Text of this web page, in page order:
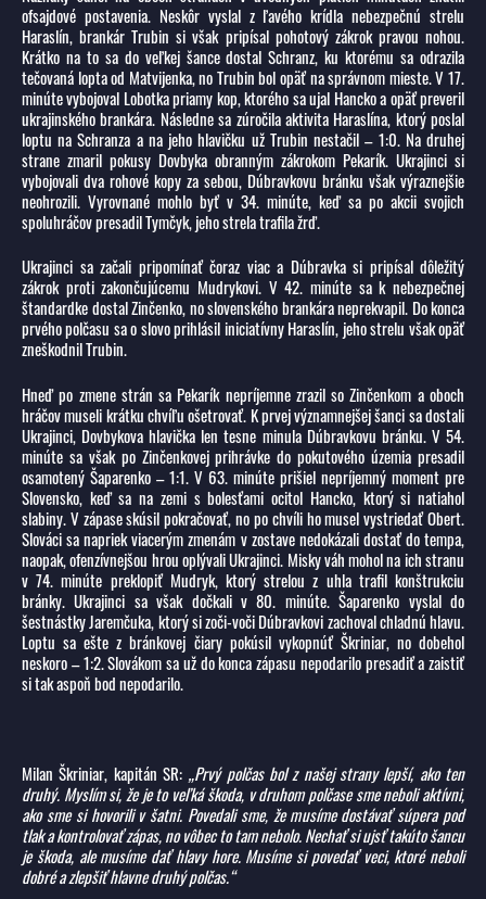
ofsajdové postavenia. Neskôr vyslal z ľavého krídla nebezpečnú strelu
Haraslín, brankár Trubin si však pripísal pohotový zákrok pravou nohou.
Krátko na to sa do veľkej šance dostal Schranz, ku ktorému sa odrazila
tečovaná lopta od Matvijenka, no Trubin bol opäť na správnom mieste. V 17.
minúte vybojoval Lobotka priamy kop, ktorého sa ujal Hancko a opäť preveril
ukrajinského brankára. Následne sa zúročila aktivita Haraslína, ktorý poslal
loptu na Schranza a na jeho hlavičku už Trubin nestačil – 1:0. Na druhej
strane zmaril pokusy Dovbyka obranným zákrokom Pekarík. Ukrajinci si
vybojovali dva rohové kopy za sebou, Dúbravkovu bránku však výraznejšie
neohrozili. Vyrovnané mohlo byť v 34. minúte, keď sa po akcii svojich
spoluhráčov presadil Tymčyk, jeho strela trafila žrď.
Ukrajinci sa začali pripomínať čoraz viac a Dúbravka si pripísal dôležitý
zákrok proti zakončujúcemu Mudrykovi. V 42. minúte sa k nebezpečnej
štandardke dostal Zinčenko, no slovenského brankára neprekvapil. Do konca
prvého polčasu sa o slovo prihlásil iniciatívny Haraslín, jeho strelu však opäť
zneškodnil Trubin.
Hneď po zmene strán sa Pekarík nepríjemne zrazil so Zinčenkom a oboch
hráčov museli krátku chvíľu ošetrovať. K prvej významnejšej šanci sa dostali
Ukrajinci, Dovbykova hlavička len tesne minula Dúbravkovu bránku. V 54.
minúte sa však po Zinčenkovej prihrávke do pokutového územia presadil
osamotený Šaparenko – 1:1. V 63. minúte prišiel nepríjemný moment pre
Slovensko, keď sa na zemi s bolesťami ocitol Hancko, ktorý si natiahol
slabiny. V zápase skúsil pokračovať, no po chvíli ho musel vystriedať Obert.
Slováci sa napriek viacerým zmenám v zostave nedokázali dostať do tempa,
naopak, ofenzívnejšou hrou oplývali Ukrajinci. Misky váh mohol na ich stranu
v 74. minúte preklopiť Mudryk, ktorý strelou z uhla trafil konštrukciu
bránky. Ukrajinci sa však dočkali v 80. minúte. Šaparenko vyslal do
šestnástky Jaremčuka, ktorý si zoči-voči Dúbravkovi zachoval chladnú hlavu.
Loptu sa ešte z bránkovej čiary pokúsil vykopnúť Škriniar, no dobehol
neskoro – 1:2. Slovákom sa už do konca zápasu nepodarilo presadiť a zaistiť
si tak aspoň bod nepodarilo.
Milan Škriniar, kapitán SR: „Prvý polčas bol z našej strany lepší, ako ten
druhý. Myslím si, že je to veľká škoda, v druhom polčase sme neboli aktívni,
ako sme si hovorili v šatni. Povedali sme, že musíme dostávať súpera pod
tlak a kontrolovať zápas, no vôbec to tam nebolo. Nechať si ujsť takúto šancu
je škoda, ale musíme dať hlavy hore. Musíme si povedať veci, ktoré neboli
dobré a zlepšiť hlavne druhý polčas.“